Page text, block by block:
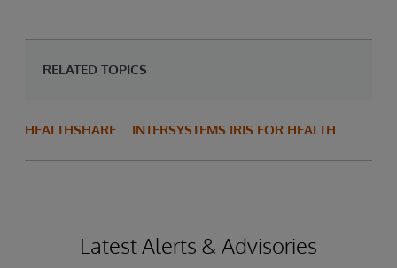
RELATED TOPICS
HEALTHSHARE INTERSYSTEMS IRIS FOR HEALTH
Latest Alerts & Advisories